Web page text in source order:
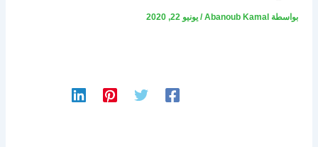
بواسطة Abanoub Kamal
/ يونيو 22, 2020